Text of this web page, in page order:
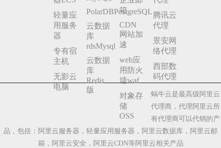
轻量应
用服务
器
专有宿
主机
无影云
电脑
PolarDBPostgreSQL
云数据
库
rdsMysql
云数据
库
Redis
版
箱
CDN
网站加
速
web应
用防火
墙waf
对象存
储
OSS
腾讯云
代理
景安网
络代理
西部数
码代理
蜗牛云是最高级阿里云
代理商，代理阿里云所
有代理商可以代销的产
品，包括：阿里云服务器，轻量应用服务器，阿里云数据库，阿里云邮
箱，阿里云安全，阿里云CDN等阿里云相关产品